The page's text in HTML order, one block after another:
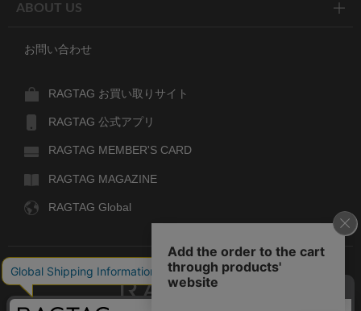
ABOUT US
お問い合わせ
RAGTAG お買い取りサイト
RAGTAG 公式アプリ
RAGTAG MEMBER'S CARD
RAGTAG MAGAZINE
RAGTAG Global